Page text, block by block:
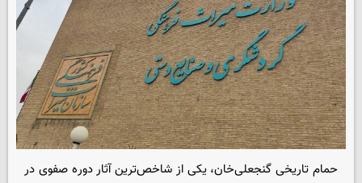
حمام تاریخی گنجعلی‌خان، یکی از شاخص‌ترین آثار دوره صفوی در